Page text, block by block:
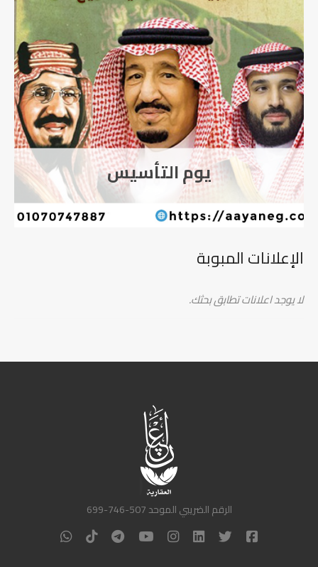
اورينتيشن شركة RIO
Development
الإعلانات المبوبة
لا يوجد اعلانات تطابق بحثك.
الرقم الضريبي الموحد 507-746-699